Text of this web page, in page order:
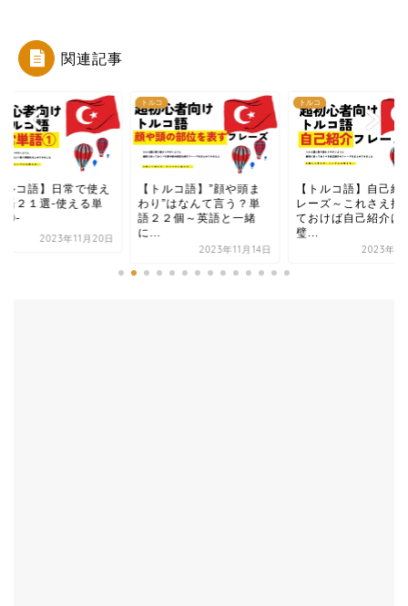
関連記事
ルコ語】日常で使え
語２１選-使える単
①-
2023年11月20日
トルコ
【トルコ語】”顔や頭ま
わり”はなんて言う？単
語２２個～英語と一緒
に...
2023年11月14日
トルコ
【トルコ語】自己紹
レーズ～これさえ押
ておけば自己紹介は
璧...
2023年11